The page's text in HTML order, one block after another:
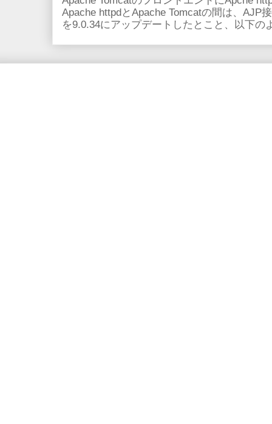
Apache httpdとApache Tomcatの間は、AJP
を9.0.34にアップデートしたとこと、以下の